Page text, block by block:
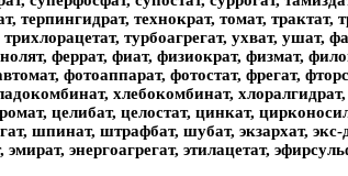
терпингидрат, технократ, томат, трактат,
турбоагрегат, ухват, ушат,
феррат, фиат, физиократ, физмат,
фотоаппарат, фотостат, фрегат,
хлебокомбинат, хлоралгидрат,
целибат, целостат, цинкат,
шпинат, штрафбат, шубат, экзархат, экс-
эмират, энергоагрегат, этилацетат,